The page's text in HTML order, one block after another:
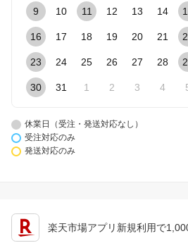
9 10 11 12 13 14
16 17 18 19 20 21
23 24 25 26 27 28
30 31 1 2 3 4
休業日（受注・発送対応なし）
受注対応のみ
発送対応のみ
楽天市場アプリ新規利用で